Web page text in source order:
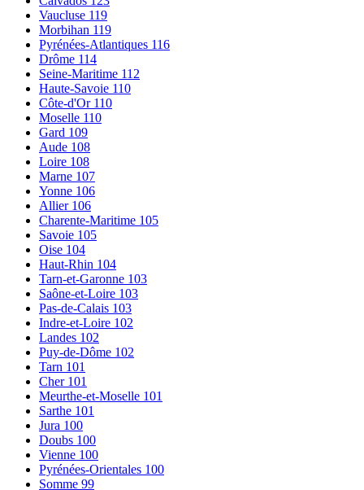
Vaucluse 119
Morbihan 119
Pyrénées-Atlantiques 116
Drôme 114
Seine-Maritime 112
Haute-Savoie 110
Côte-d'Or 110
Moselle 110
Gard 109
Aude 108
Loire 108
Marne 107
Yonne 106
Allier 106
Charente-Maritime 105
Savoie 105
Oise 104
Haut-Rhin 104
Tarn-et-Garonne 103
Saône-et-Loire 103
Pas-de-Calais 103
Indre-et-Loire 102
Landes 102
Puy-de-Dôme 102
Tarn 101
Cher 101
Meurthe-et-Moselle 101
Sarthe 101
Jura 100
Doubs 100
Vienne 100
Pyrénées-Orientales 100
Somme 99